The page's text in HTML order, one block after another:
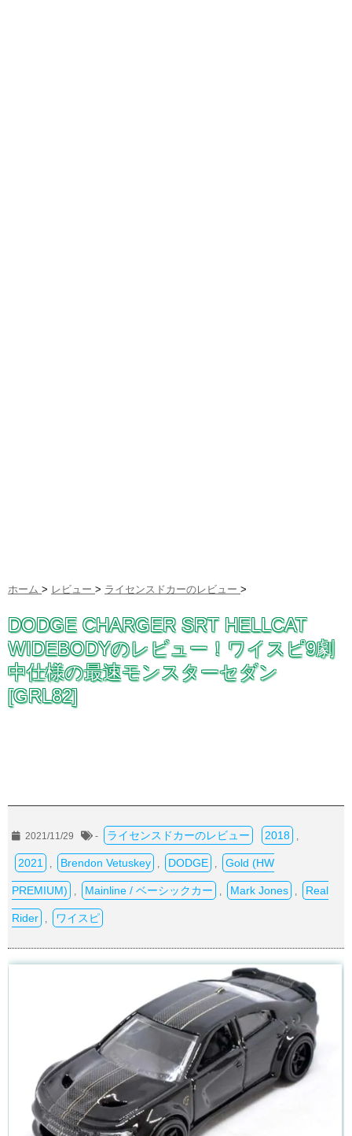
ホーム > レビュー > ライセンスドカーのレビュー >
DODGE CHARGER SRT HELLCAT
WIDEBODYのレビュー！ワイスピ9劇
中仕様の最速モンスターセダン
[GRL82]
2021/11/29 - ライセンスドカーのレビュー 2018
2021 Brendon Vetuskey DODGE Gold (HW
PREMIUM) Mainline / ベーシックカー Mark Jones Real
Rider ワイスピ